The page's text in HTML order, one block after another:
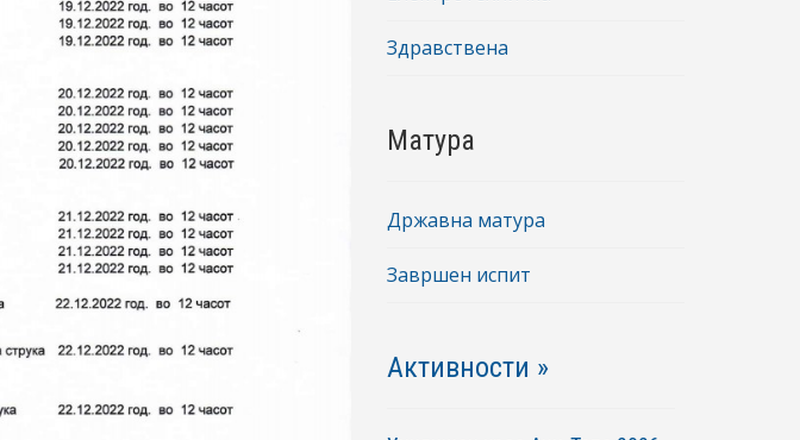
Здравствена
Матура
Државна матура
Завршен испит
Активности »